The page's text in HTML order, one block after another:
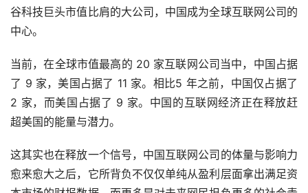
谷科技巨头市值比肩的大公司，中国成为全球互联网公司的
中心。
当前，在全球市值最高的 20 家互联网公司当中，中国占据
了 9 家，美国占据了 11 家。相比5 年之前，中国仅占据了
2 家，而美国占据了 9 家。中国的互联网经济正在释放赶
超美国的能量与潜力。
这其实也在释放一个信号，中国互联网公司的体量与影响力
愈来愈大之后，它所背负不仅仅单纯从盈利层面拿出满足资